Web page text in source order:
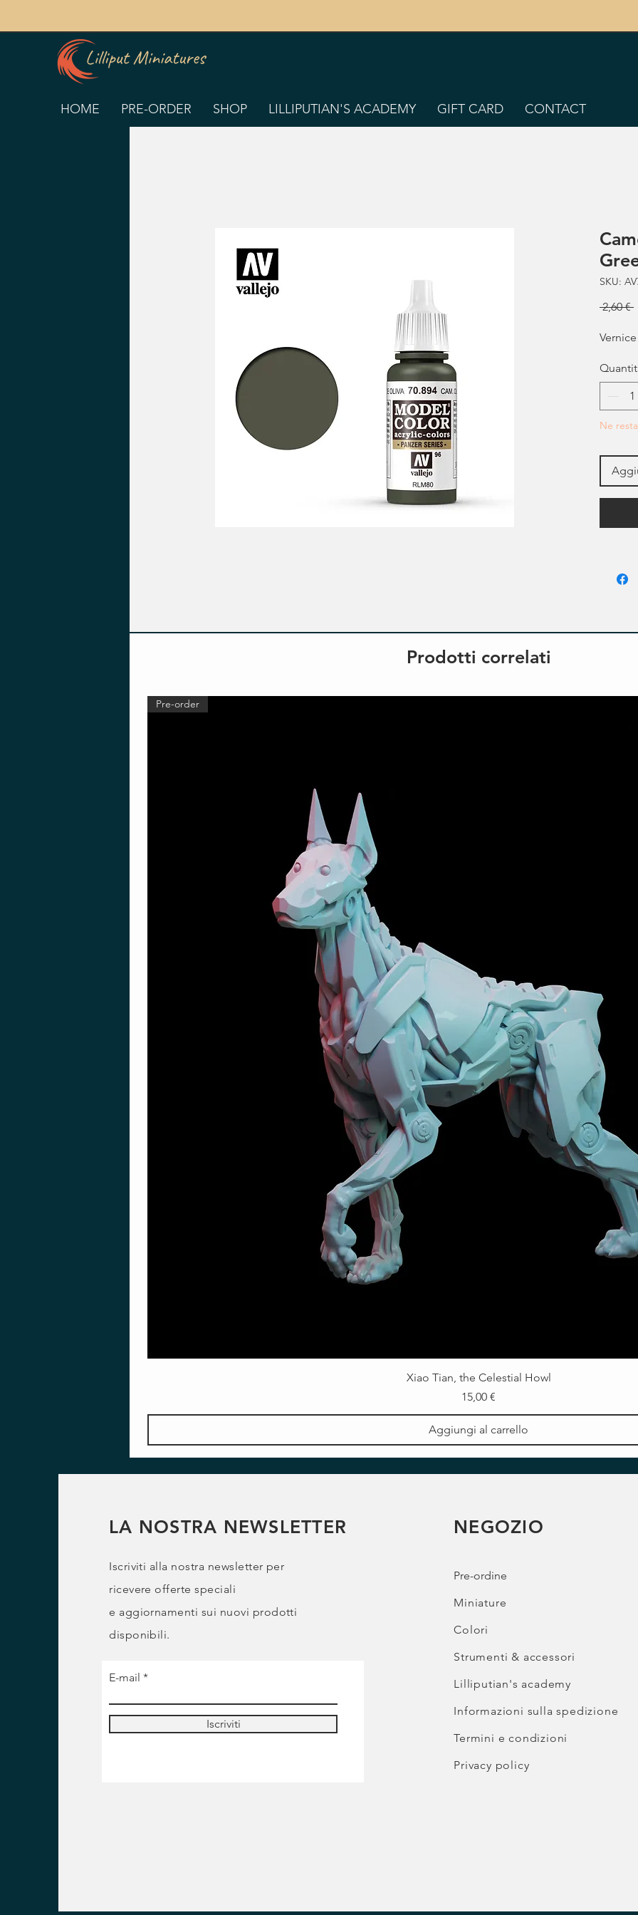
HOME PRE-ORDER SHOP LILLIPUTIAN'S ACADEMY GIFT CARD CONTACT
SKU:
2,60 €
Ne
Prodotti correlati
Pre-order
Xiao Tian, the Celestial Howl
Prezzo
15,00 €
Aggiungi al carrello
LA NOSTRA NEWSLETTER
Iscriviti alla nostra newsletter per
ricevere offerte speciali
e aggiornamenti sui nuovi prodotti
disponibili.
E-mail
Iscriviti
NEGOZIO
Pre-ordine
Miniature
Colori
Strumenti & accessori
Lilliputian's academy
Informazioni sulla spedizione
Termini e condizioni
Privacy policy